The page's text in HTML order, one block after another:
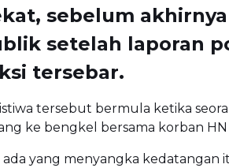
sebelum
setelah laporan
tersebar.
tersebut bermula ketika
ke bengkel bersama korban
ada yang menyangka kedatangan